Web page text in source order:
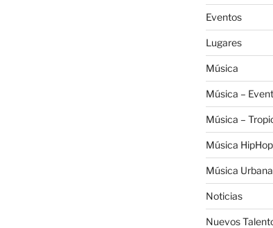
Eventos
Lugares
Música
Música –
Música –
Música HipHop
Música Urbana
Noticias
Nuevos